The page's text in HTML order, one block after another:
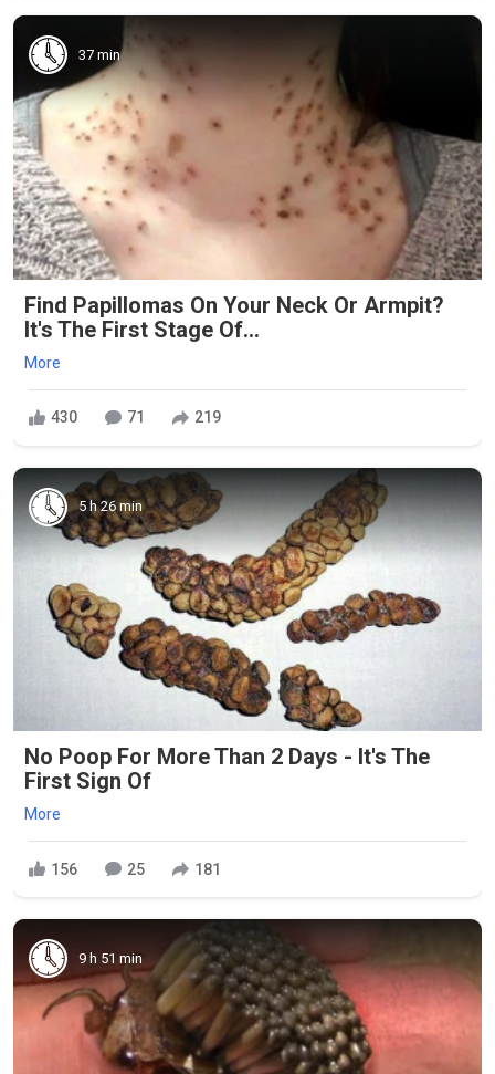
37 min
Find Papillomas On Your Neck Or Armpit?
It's The First Stage Of...
More
430 71 219
5 h 26 min
No Poop For More Than 2 Days - It's The
First Sign Of
More
156 25 181
9 h 51 min